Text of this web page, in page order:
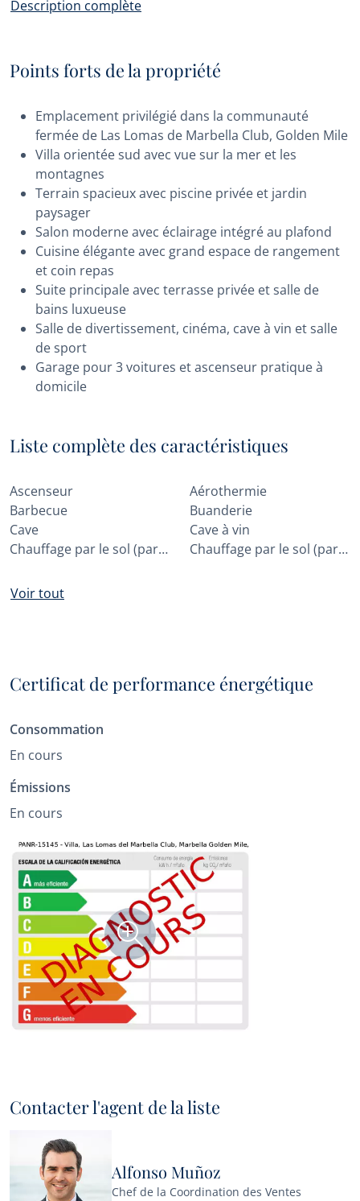
Description complète
Points forts de la propriété
Emplacement privilégié dans la communauté
fermée de Las Lomas de Marbella Club, Golden Mile
Villa orientée sud avec vue sur la mer et les
montagnes
Terrain spacieux avec piscine privée et jardin
paysager
Salon moderne avec éclairage intégré au plafond
Cuisine élégante avec grand espace de rangement
et coin repas
Suite principale avec terrasse privée et salle de
bains luxueuse
Salle de divertissement, cinéma, cave à vin et salle
de sport
Garage pour 3 voitures et ascenseur pratique à
domicile
Liste complète des caractéristiques
Ascenseur
Aérothermie
Barbecue
Buanderie
Cave
Cave à vin
Chauffage par le sol (partiel)
Chauffage par le sol (partout)
Voir tout
Certificat de performance énergétique
Consommation
En cours
Émissions
En cours
Contacter l'agent de la liste
Alfonso Muñoz
Chef de la Coordination des Ventes